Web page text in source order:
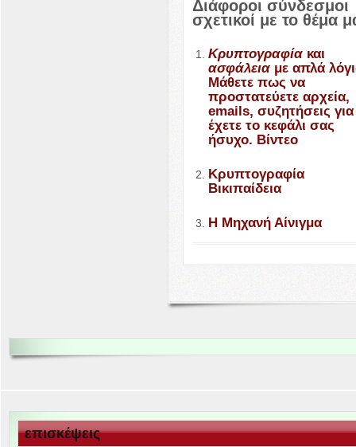
Διάφοροι σύνδεσμοι
σχετικοί με το θέμα
Κρυπτογραφίακαι
ασφάλειαμε απλά
Μάθετε πως να
προστατεύετε αρχεία,
emails, συζητήσεις
έχετε το κεφάλι σας
ήσυχο. Βίντεο
Κρυπτογραφία
Βικιπαίδεια
Η Μηχανή Αίνιγμα
επισκέψεις